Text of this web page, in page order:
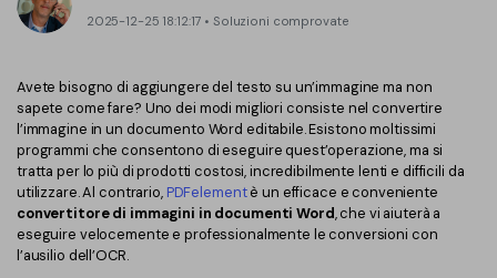
PDF in Word
Comprimere PDF
Unire PDF
Word in PDF
Compimi PDF
Organizza PDF
Ritaglia PDF
Modulo PDF
Firma PDF
Esegui OCR su PDF
APP PDF
Firma su PDF
PDF editor per Mac
Comprimere PDF
Tutti Gli Argomenti
2025-12-25 18:12:17 • Soluzioni comprovate
Avete bisogno di aggiungere del testo su un’immagine ma non
sapete come fare? Uno dei modi migliori consiste nel convertire
l’immagine in un documento Word editabile. Esistono moltissimi
programmi che consentono di eseguire quest’operazione, ma si
tratta per lo più di prodotti costosi, incredibilmente lenti e difficili da
utilizzare. Al contrario, PDFelementè un efficace e conveniente
convertitore di immagini in documenti Word, che vi aiuterà a
eseguire velocemente e professionalmente le conversioni con
l’ausilio dell’OCR.